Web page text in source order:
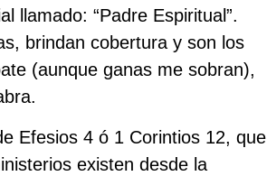
llamado: “Padre Espiritual”.
brindan cobertura y son los
(aunque ganas me sobran),
Efesios 4 ó 1 Corintios 12, que
existen desde la